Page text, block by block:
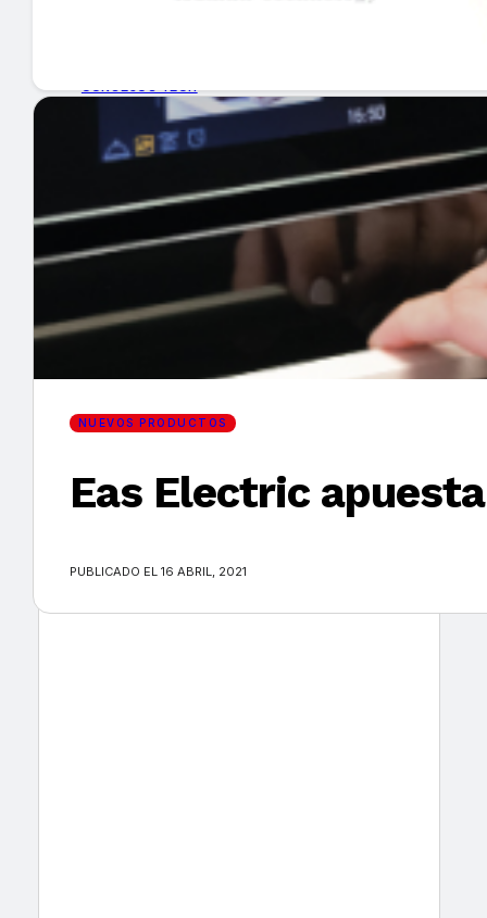
MERCADOS Y TENDENCIAS
HEMEROTECA
Encuentra tu noticia
NUEVOS PRODUCTOS
Eas Electric
PUBLICADO EL 16 ABRIL, 2021